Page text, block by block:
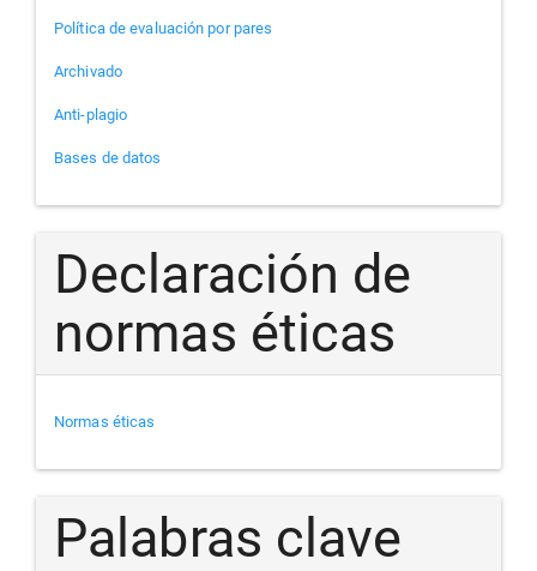
Política de evaluación por pares
Archivado
Anti-plagio
Bases de datos
Declaración de
normas éticas
Normas éticas
Palabras clave